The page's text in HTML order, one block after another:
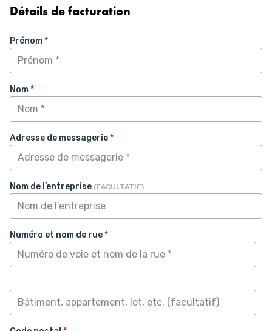
Détails de facturation
Prénom*
Nom*
Adresse de messagerie*
Nom de l’entreprise (FACULTATIF)
Numéro et nom de rue*